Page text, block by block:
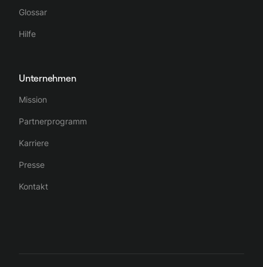
Glossar
Hilfe
Unternehmen
Mission
Partnerprogramm
Karriere
Presse
Kontakt